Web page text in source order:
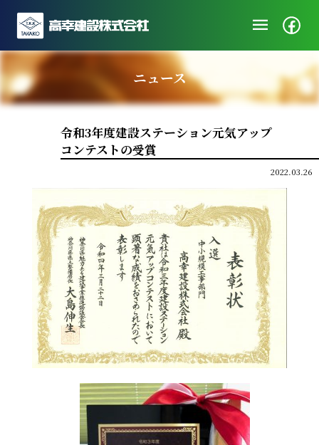
menu
企業情報
ニュース
社会・地域貢献
ニュース
令和3年度建設ステーション元気アップ
コンテストの受賞
2022.03.26